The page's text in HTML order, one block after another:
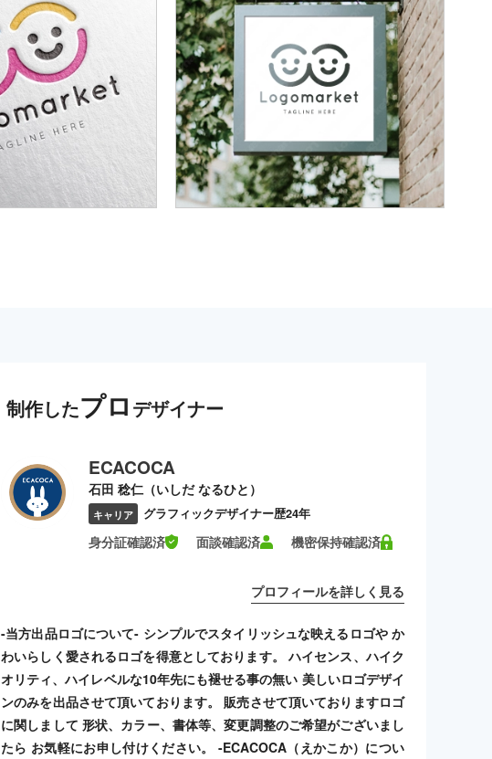
制作したプロ デザイナー
ECACOCA
石田 稔仁（いしだ なるひと）
キャリア グラフィックデザイナー歴24年
身分証確認済 面談確認済 機密保持確認済
プロフィールを詳しく見る
-当方出品ロゴについて- シンプルでスタイリッシュな映えるロゴや か
わいらしく愛されるロゴを得意としております。 ハイセンス、ハイク
オリティ、ハイレベルな10年先にも褪せる事の無い 美しいロゴデザイ
ンのみを出品させて頂いております。 販売させて頂いておりますロゴ
に関しまして 形状、カラー、書体等、変更調整のご希望がございまし
たら お気軽にお申し付けください。 -ECACOCA（えかこか）につい